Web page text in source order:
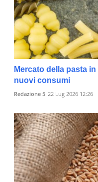
Mercato della pasta
nuovi consumi
Redazione 5 22 Lug 2026 12:26